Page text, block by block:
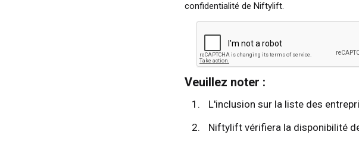
confidentialité de Niftylift.
Veuillez noter :
L'inclusion sur la liste des
Niftylift vérifiera la disponibilité